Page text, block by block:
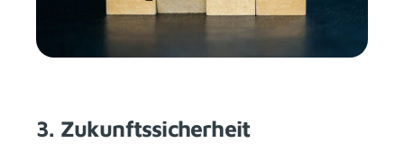
3. Zukunftssicherheit